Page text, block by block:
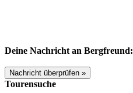
Deine Nachricht an Bergfreund:
Tourensuche